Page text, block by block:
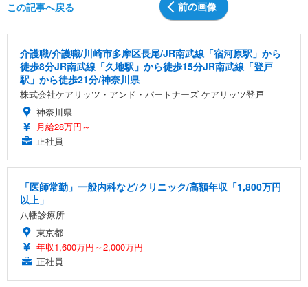
前の画像
この記事へ戻る
介護職/介護職/川崎市多摩区長尾/JR南武線「宿河原駅」から
徒歩8分JR南武線「久地駅」から徒歩15分JR南武線「登戸
駅」から徒歩21分/神奈川県
株式会社ケアリッツ・アンド・パートナーズ ケアリッツ登戸
神奈川県
月給28万円～
正社員
「医師常勤」一般内科など/クリニック/高額年収「1,800万円
以上」
八幡診療所
東京都
年収1,600万円～2,000万円
正社員